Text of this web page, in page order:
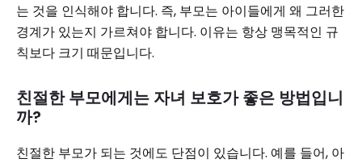
는 것을 인식해야 합니다. 즉, 부모는 아이들에게 왜 그러한
경계가 있는지 가르쳐야 합니다. 이유는 항상 맹목적인 규
칙보다 크기 때문입니다.
친절한 부모에게는 자녀 보호가 좋은 방법입니
까?
친절한 부모가 되는 것에도 단점이 있습니다. 예를 들어, 아